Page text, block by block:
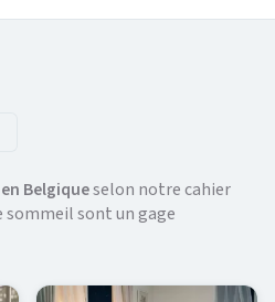
Belgiqueselon notre cahier
sommeil sont un gage